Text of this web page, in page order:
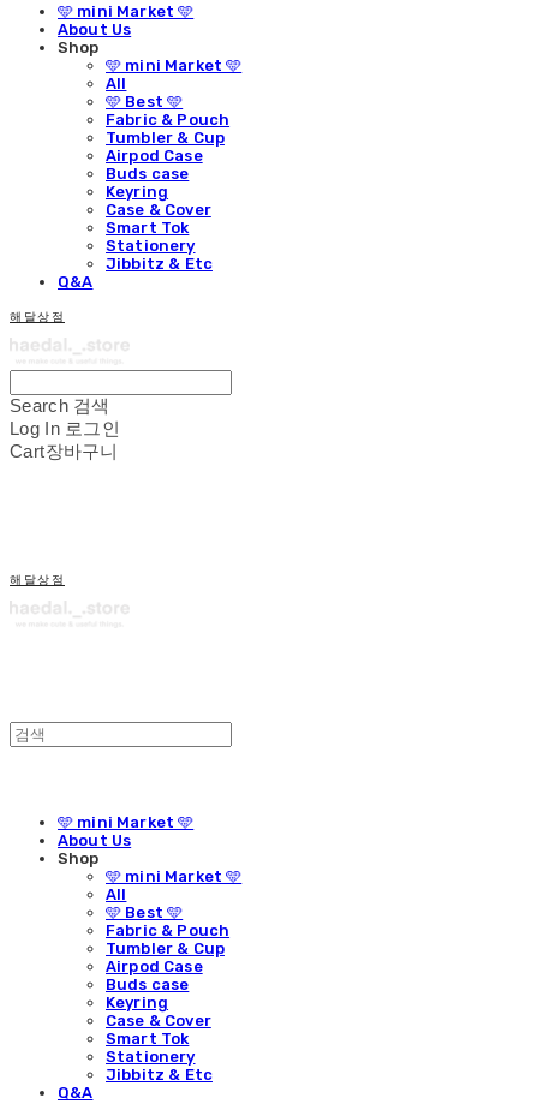
🩵 mini Market 🩵
About Us
Shop
🩵 mini Market 🩵
All
🩵 Best 🩵
Fabric & Pouch
Tumbler & Cup
Airpod Case
Buds case
Keyring
Case & Cover
Smart Tok
Stationery
Jibbitz & Etc
Q&A
해달상점
Search 검색
Log In 로그인
Cart장바구니
해달상점
🩵 mini Market 🩵
About Us
Shop
🩵 mini Market 🩵
All
🩵 Best 🩵
Fabric & Pouch
Tumbler & Cup
Airpod Case
Buds case
Keyring
Case & Cover
Smart Tok
Stationery
Jibbitz & Etc
Q&A